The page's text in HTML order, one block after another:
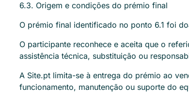
6.3. Origem e condições do prémio final
O prémio final identificado no ponto 6.1 foi
O participante reconhece e aceita que o
assistência técnica, substituição ou
A Site.pt limita-se à entrega do prémio ao
funcionamento, manutenção ou suporte do